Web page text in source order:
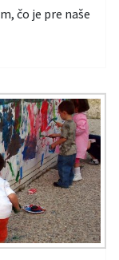
čo je pre naše